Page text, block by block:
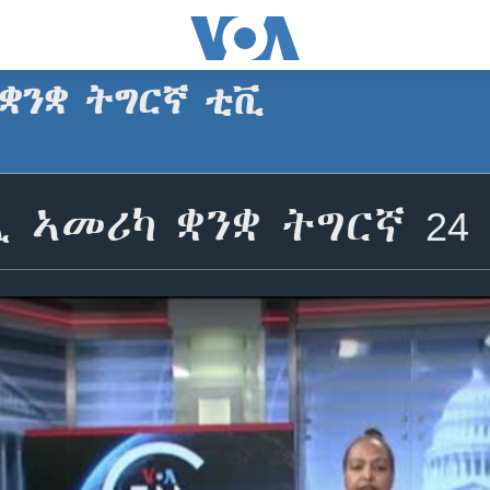
ትግርኛ ቲቪ
ቋንቋ ትግርኛ 24